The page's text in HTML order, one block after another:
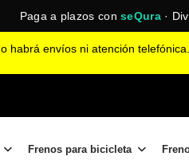
Paga a plazos conseQura·
habrá envíos ni atención
Frenos para bicicleta